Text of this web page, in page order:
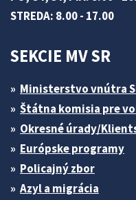
STREDA: 8.00 - 17.00
SEKCIE MV SR
Ministerstvo vnútra
Štátna komisia pre
Okresné úrady/
Európske programy
Policajný zbor
Azyl a migrácia